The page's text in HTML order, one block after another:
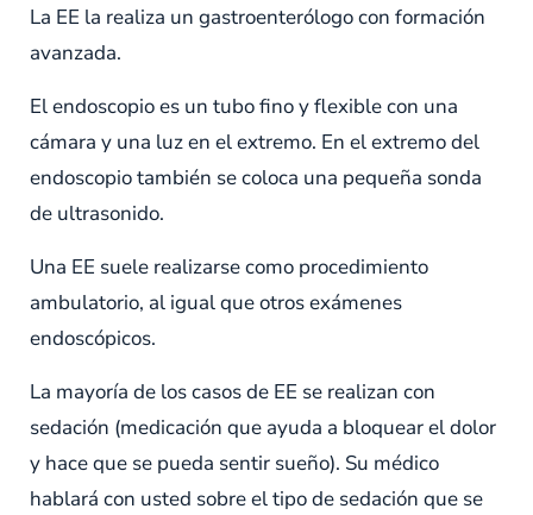
La EE la realiza un gastroenterólogo con formación
avanzada.
El endoscopio es un tubo fino y flexible con una
cámara y una luz en el extremo. En el extremo del
endoscopio también se coloca una pequeña sonda
de ultrasonido.
Una EE suele realizarse como procedimiento
ambulatorio, al igual que otros exámenes
endoscópicos.
La mayoría de los casos de EE se realizan con
sedación (medicación que ayuda a bloquear el dolor
y hace que se pueda sentir sueño). Su médico
hablará con usted sobre el tipo de sedación que se